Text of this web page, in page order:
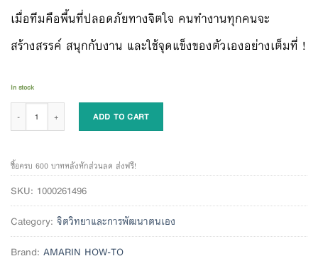
เมื่อทีมคือพื้นที่ปลอดภัยทางจิตใจ คนทำงานทุกคนจะ
สร้างสรรค์ สนุกกับงาน และใช้จุดแข็งของตัวเองอย่างเต็มที่ !
In stock
ADD TO CART
ซื้อครบ 600 บาทหลังหักส่วนลด ส่งฟรี!
SKU: 1000261496
Category: จิตวิทยาและการพัฒนาตนเอง
Brand: AMARIN HOW-TO